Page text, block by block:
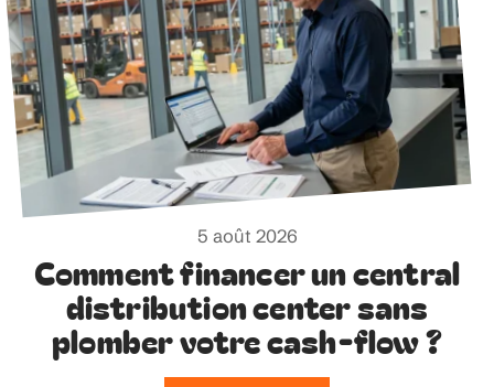
5 août 2026
Comment financer un central
distribution center sans
plomber votre cash-flow ?